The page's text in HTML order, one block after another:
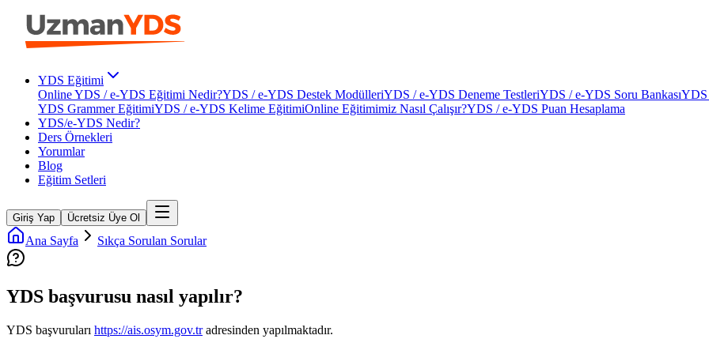
YDS Eğitimi
Online YDS / e-YDS Eğitimi Nedir?YDS / e-YDS Destek ModülleriYDS / e-YDS Deneme TestleriYDS / e-YDS Soru BankasıYDS
YDS Grammer EğitimiYDS / e-YDS Kelime EğitimiOnline Eğitimimiz Nasıl Çalışır?YDS / e-YDS Puan Hesaplama
YDS/e-YDS Nedir?
Ders Örnekleri
Yorumlar
Blog
Eğitim Setleri
Giriş Yap Ücretsiz Üye Ol
Ana Sayfa Sıkça Sorulan Sorular
YDS başvurusu nasıl yapılır?
YDS başvuruları https://ais.osym.gov.tradresinden yapılmaktadır.